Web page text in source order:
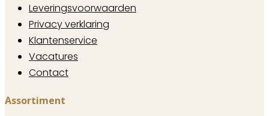
Leveringsvoorwaarden
Privacy verklaring
Klantenservice
Vacatures
Contact
Assortiment